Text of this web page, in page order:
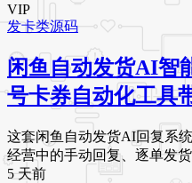
VIP
发卡类源码
闲鱼自动发货AI智
号卡券自动化工具
这套闲鱼自动发货AI回复系
经营中的手动回复、逐单发
5 天前